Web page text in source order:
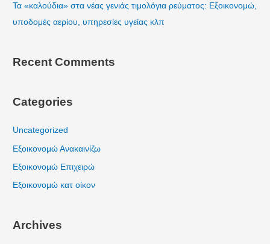
Τα «καλούδια» στα νέας γενιάς τιμολόγια ρεύματος: Εξοικονομώ,
υποδομές αερίου, υπηρεσίες υγείας κλπ
Recent Comments
Categories
Uncategorized
Εξοικονομώ Ανακαινίζω
Εξοικονομώ Επιχειρώ
Εξοικονομώ κατ οίκον
Archives